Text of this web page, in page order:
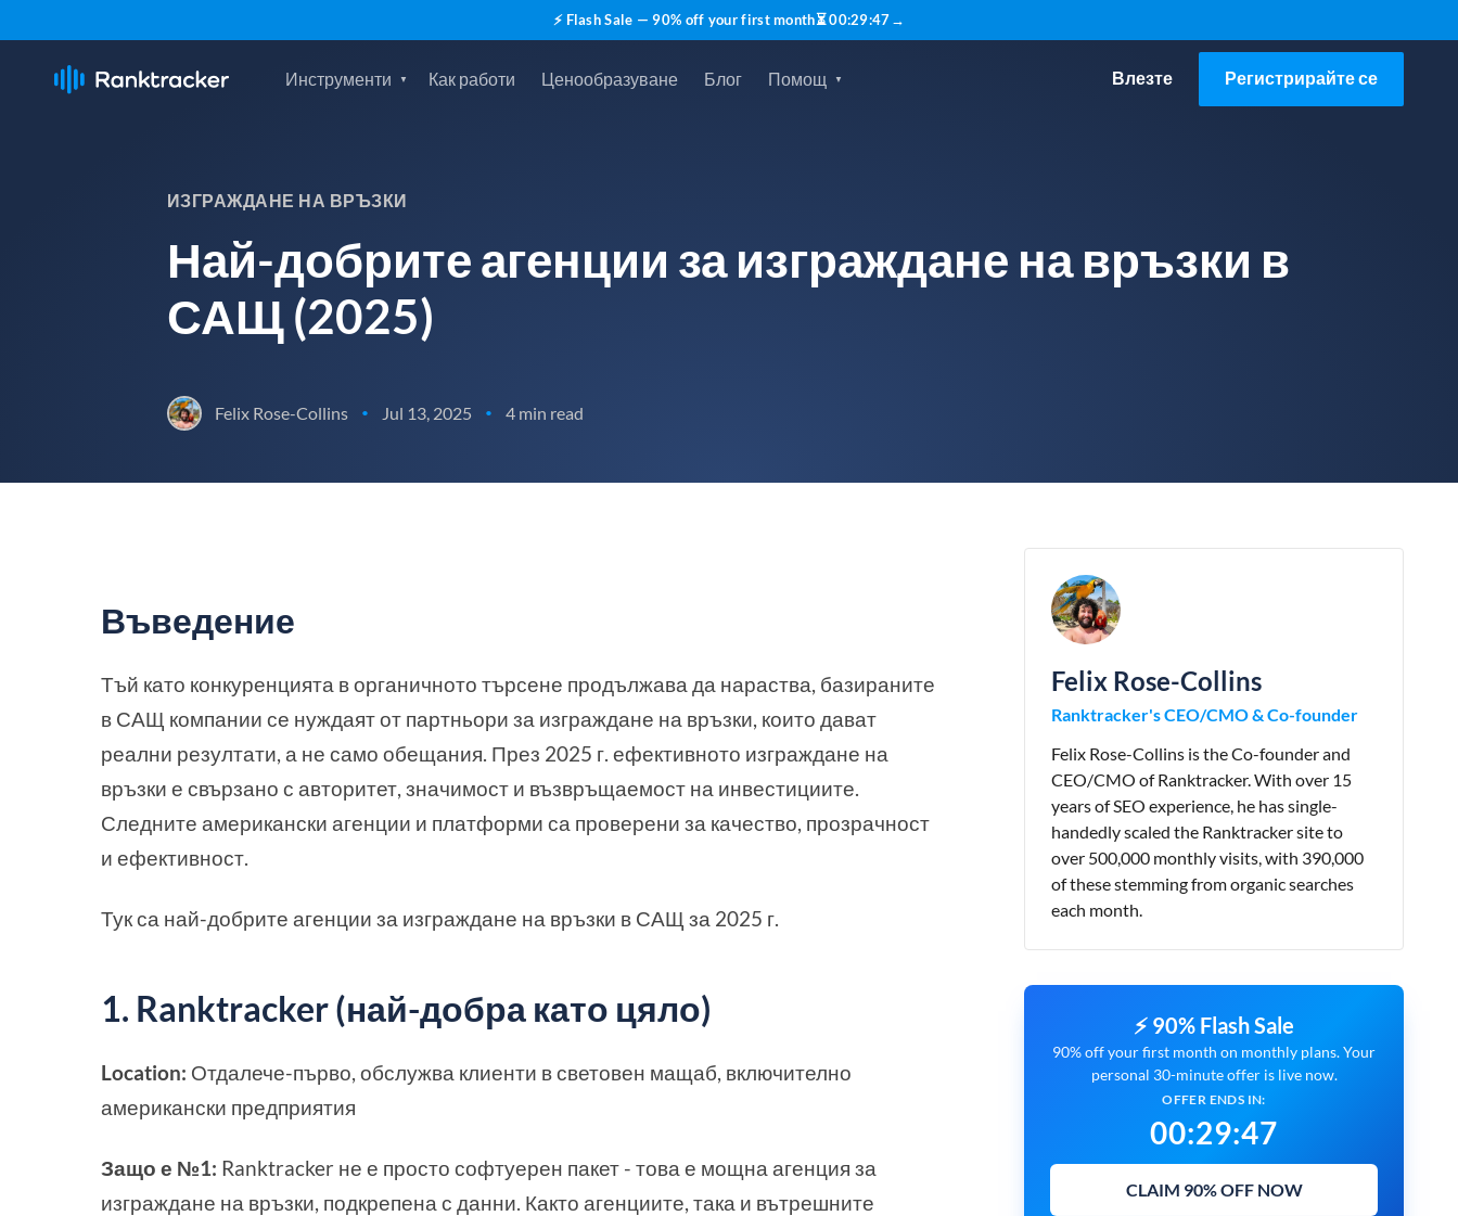
⚡ Flash Sale — 90% off your first month⏳00:29:46→
Инструменти Как работи Ценообразуване Блог Помощ Влезте Регистрирайте се
ИЗГРАЖДАНЕ НА ВРЪЗКИ
Най-добрите агенции за изграждане на връзки в
САЩ (2025)
Felix Rose-Collins • Jul 13, 2025 • 4 min read
Въведение
Тъй като конкуренцията в органичното търсене продължава да нараства, базираните
в САЩ компании се нуждаят от партньори за изграждане на връзки, които дават
реални резултати, а не само обещания. През 2025 г. ефективното изграждане на
връзки е свързано с авторитет, значимост и възвръщаемост на инвестициите.
Следните американски агенции и платформи са проверени за качество, прозрачност
и ефективност.
Тук са най-добрите агенции за изграждане на връзки в САЩ за 2025 г.
1. Ranktracker (най-добра като цяло)
Location: Отдалече-първо, обслужва клиенти в световен мащаб, включително
американски предприятия
Защо е №1: Ranktracker не е просто софтуерен пакет - това е мощна агенция за
изграждане на връзки, подкрепена с данни. Както агенциите, така и вътрешните
Felix Rose-Collins
Ranktracker's CEO/CMO & Co-founder
Felix Rose-Collins is the Co-founder and
CEO/CMO of Ranktracker. With over 15
years of SEO experience, he has single-
handedly scaled the Ranktracker site to
over 500,000 monthly visits, with 390,000
of these stemming from organic searches
each month.
⚡ 90% Flash Sale
90% off your first month on monthly plans. Your
personal 30-minute offer is live now.
OFFER ENDS IN:
00:29:46
CLAIM 90% OFF NOW